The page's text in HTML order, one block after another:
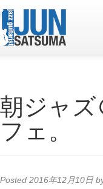
Live Schedule
Discography
朝ジャズ
フェ。
Posted 2016年12月10日